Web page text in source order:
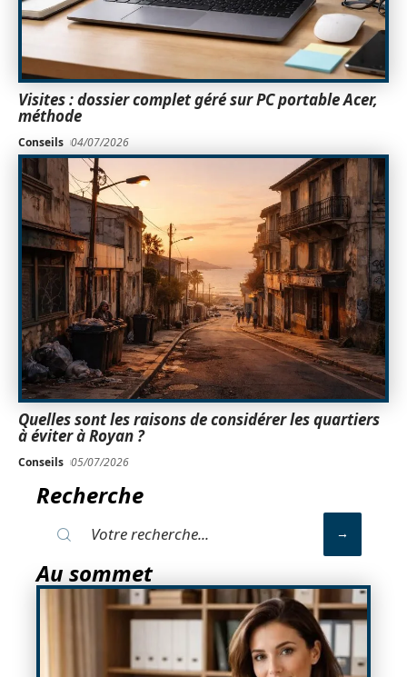
Visites : dossier complet géré sur PC portable Acer,
méthode
Conseils 04/07/2026
Quelles sont les raisons de considérer les quartiers
à éviter à Royan ?
Conseils 05/07/2026
Recherche
Au sommet